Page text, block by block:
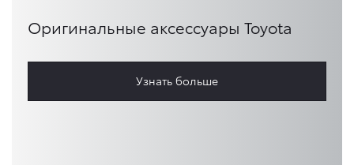
Оригинальные аксессуары Toyota
Узнать больше